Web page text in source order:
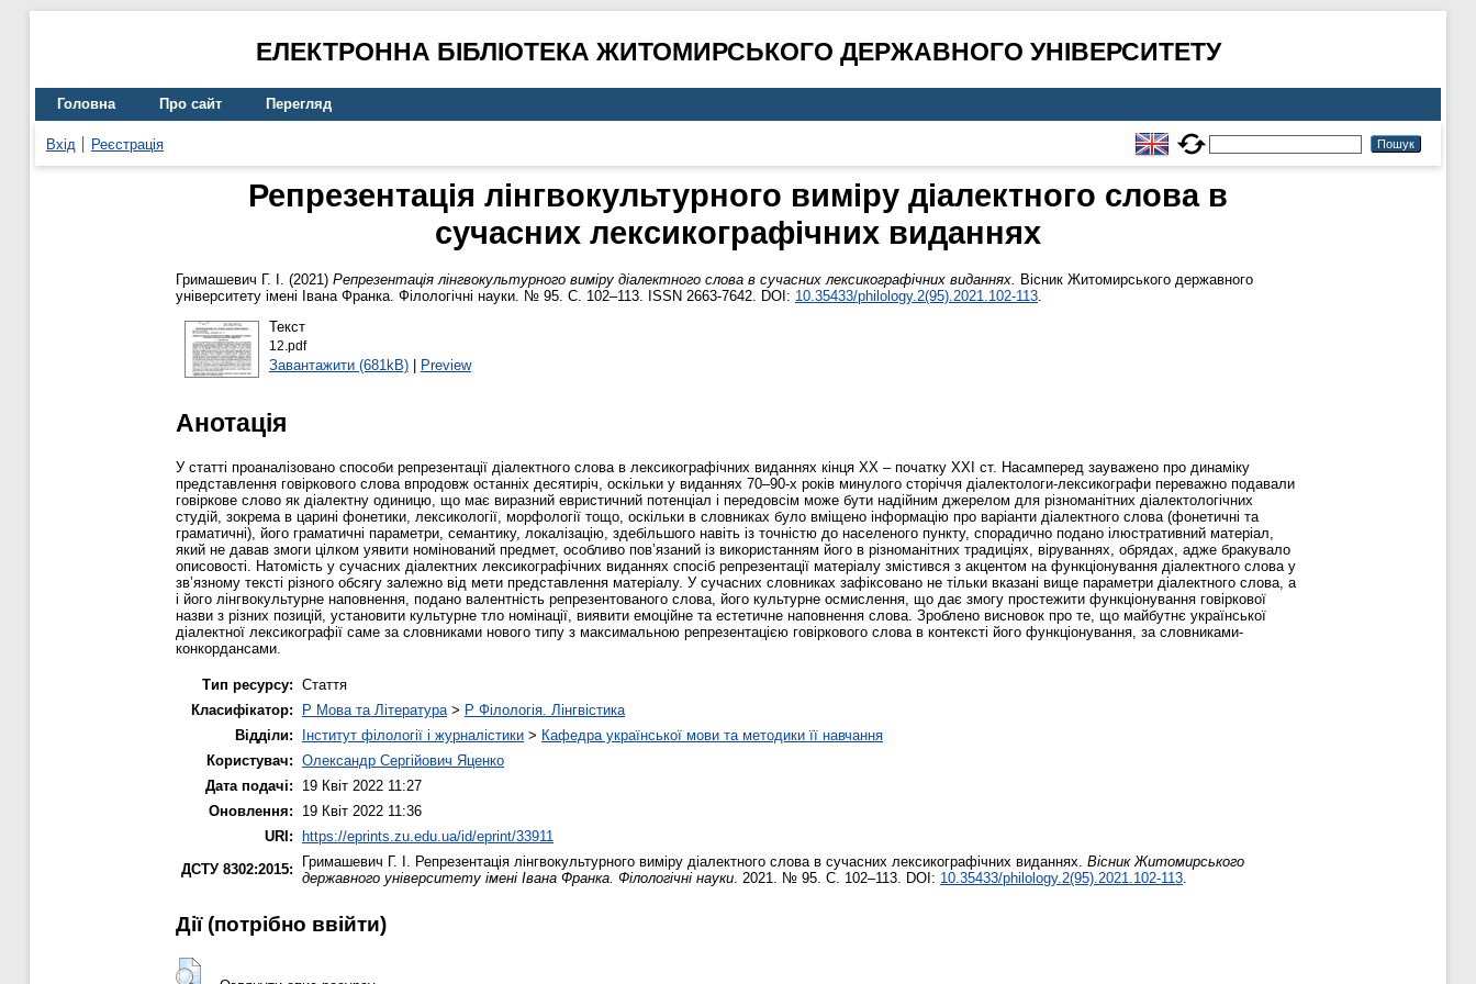
ЕЛЕКТРОННА БІБЛІОТЕКА ЖИТОМИРСЬКОГО ДЕРЖАВНОГО УНІВЕРСИТЕТУ
Головна Про сайт Перегляд
Вхід Реєстрація
Репрезентація лінгвокультурного виміру діалектного слова в
сучасних лексикографічних виданнях
Гримашевич Г. І. (2021) Репрезентація лінгвокультурного виміру діалектного слова в сучасних лексикографічних виданнях. Вісник Житомирського державного
університету імені Івана Франка. Філологічні науки. № 95. С. 102–113. ISSN 2663-7642. DOI: 10.35433/philology.2(95).2021.102-113.
Текст
12.pdf
Завантажити (681kB)| Preview
Анотація
У статті проаналізовано способи репрезентації діалектного слова в лексикографічних виданнях кінця ХХ – початку ХХІ ст. Насамперед зауважено про динаміку
представлення говіркового слова впродовж останніх десятиріч, оскільки у виданнях 70–90-х років минулого сторіччя діалектологи-лексикографи переважно подавали
говіркове слово як діалектну одиницю, що має виразний евристичний потенціал і передовсім може бути надійним джерелом для різноманітних діалектологічних
студій, зокрема в царині фонетики, лексикології, морфології тощо, оскільки в словниках було вміщено інформацію про варіанти діалектного слова (фонетичні та
граматичні), його граматичні параметри, семантику, локалізацію, здебільшого навіть із точністю до населеного пункту, спорадично подано ілюстративний матеріал,
який не давав змоги цілком уявити номінований предмет, особливо пов’язаний із використанням його в різноманітних традиціях, віруваннях, обрядах, адже бракувало
описовості. Натомість у сучасних діалектних лексикографічних виданнях спосіб репрезентації матеріалу змістився з акцентом на функціонування діалектного слова у
зв’язному тексті різного обсягу залежно від мети представлення матеріалу. У сучасних словниках зафіксовано не тільки вказані вище параметри діалектного слова, а
і його лінгвокультурне наповнення, подано валентність репрезентованого слова, його культурне осмислення, що дає змогу простежити функціонування говіркової
назви з різних позицій, установити культурне тло номінації, виявити емоційне та естетичне наповнення слова. Зроблено висновок про те, що майбутнє української
діалектної лексикографії саме за словниками нового типу з максимальною репрезентацією говіркового слова в контексті його функціонування, за словниками-
конкордансами.
Тип ресурсу: Стаття
Класифікатор:
P Мова та Література > P Філологія. Лінгвістика
Відділи:
Інститут філології і журналістики > Кафедра української мови та методики її навчання
Користувач: Олександр Сергійович Яценко
Дата подачі:
19 Квіт 2022 11:27
Оновлення:
19 Квіт 2022 11:36
URI: https://eprints.zu.edu.ua/id/eprint/33911
ДСТУ 8302:2015:
Гримашевич Г. І. Репрезентація лінгвокультурного виміру діалектного слова в сучасних лексикографічних виданнях. Вісник Житомирського
державного університету імені Івана Франка. Філологічні науки . 2021. № 95. С. 102–113. DOI: 10.35433/philology.2(95).2021.102-113
Дії ​​(потрібно ввійти)